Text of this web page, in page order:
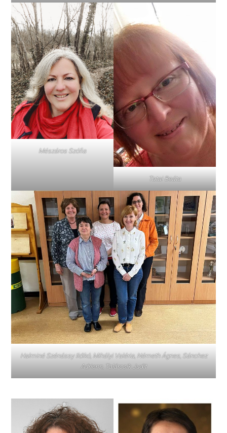
Mészáros Szófia
Tatai Beáta
Halminé Szénássy Ildikó, Mihályi Valéria, Németh Ágnes, Sánchez
Adrienn, Talárcsik Judit